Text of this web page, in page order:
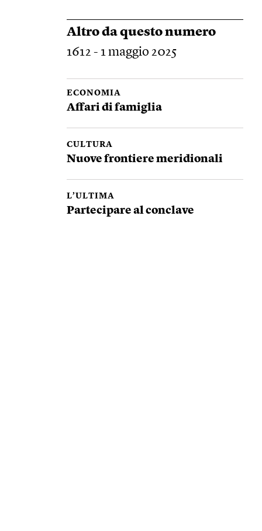
Altro da questo numero
1612 - 1 maggio 2025
ECONOMIA
Affari di famiglia
CULTURA
Nuove frontiere meridionali
L’ULTIMA
Partecipare al conclave